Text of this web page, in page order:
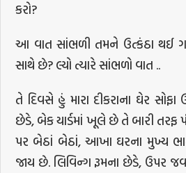
કરો?
આ વાત સાંભળી તમને ઉત્કંઠા થઈ
સાથે છે? લ્યો ત્યારે સાંભળો વાત ..
તે દિવસે હું મારા દીકરાના ઘેર
છેડે, બેક યાર્ડમાં ખૂલે છે તે બારી તરફ
પર બેઠાં બેઠાં, આખા ઘરના મુખ્ય
જાય છે. લિવિન્ગ રૂમના છેડે, ઉપર